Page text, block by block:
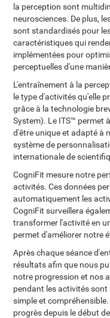
la perception sont
neurosciences. De plus,
sont standardisés pour
caractéristiques qui
implémentées pour
perceptuelles d'une
L'entraînement à la
le type d'activités qu'elle
grâce à la technologie
System). Le ITS™ permet
d'être unique et adapté à
système de
internationale de
CogniFit mesure notre
activités. Ces données
automatiquement les
CogniFit surveillera
transformer l'activité en
permet d'améliorer notre
Après chaque séance
résultats afin que nous
notre progression et nos
pendant les activités sont
simple et
progrès depuis le début